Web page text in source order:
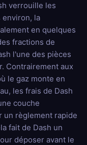
verrouille les
environ, la
en quelques
fractions de
l'une des pièces
Contrairement aux
le gaz monte en
les frais de Dash
couche
un règlement rapide
fait de Dash un
déposer avant le